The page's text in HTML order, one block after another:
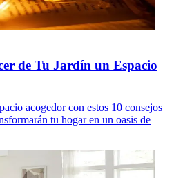
de Tu Jardín un Espacio
acogedor con estos 10 consejos
tu hogar en un oasis de